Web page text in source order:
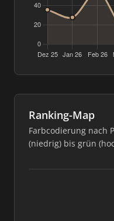
Ranking-Map
Farbcodierung nach
(niedrig) bis grün